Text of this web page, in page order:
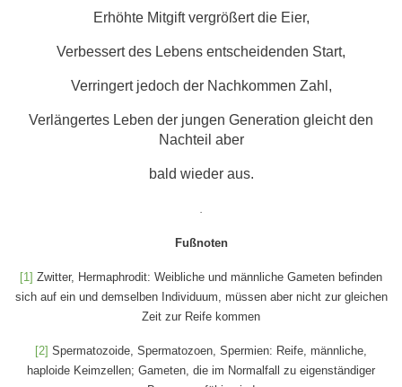
Erhöhte Mitgift vergrößert die Eier,
Verbessert des Lebens entscheidenden Start,
Verringert jedoch der Nachkommen Zahl,
Verlängertes Leben der jungen Generation gleicht den
Nachteil aber
bald wieder aus.
Fußnoten
[1] Zwitter, Hermaphrodit: Weibliche und männliche Gameten befinden
sich auf ein und demselben Individuum, müssen aber nicht zur gleichen
Zeit zur Reife kommen
[2] Spermatozoide, Spermatozoen, Spermien: Reife, männliche,
haploide Keimzellen; Gameten, die im Normalfall zu eigenständiger